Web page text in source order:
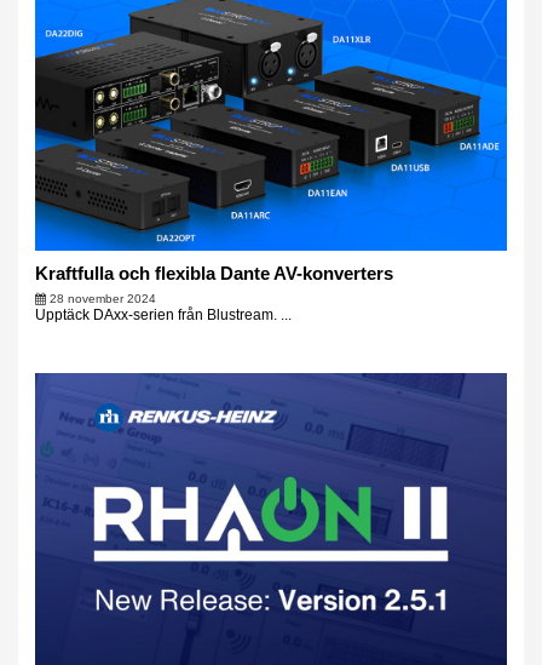
Kraftfulla och flexibla Dante AV-konverters
28 november 2024
Upptäck DAxx-serien från Blustream. ...